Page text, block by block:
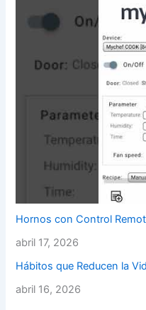
Hornos con Control
abril 17, 2026
Hábitos que Reducen la
abril 16, 2026